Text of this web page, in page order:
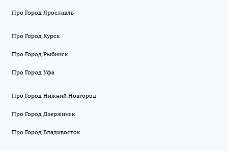
Про Город Ярославль
Про Город Курск
Про Город Рыбинск
Про Город Уфа
Про Город Нижний Новгород
Про Город Дзержинск
Про Город Владивосток